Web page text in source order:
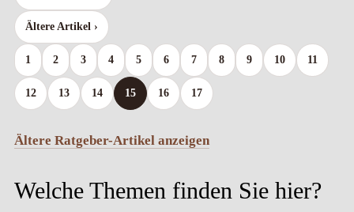
1 2 3 4 5 6 7 8 9 10 11
12 13 14 15 16 17
Ältere Artikel ›
Ältere Ratgeber-Artikel anzeigen
Welche Themen finden Sie hier?